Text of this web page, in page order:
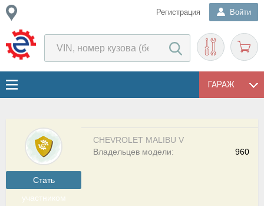
Регистрация Войти
ГАРАЖ
Cтать
участником
CHEVROLET MALIBU V
960
Владельцев модели: